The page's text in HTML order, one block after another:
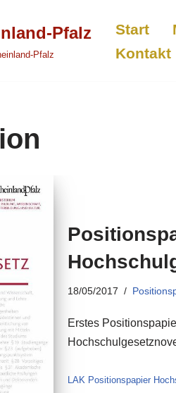
Pfalz
Pfalz
Start
Kontakt
18/05/2017
Erstes
LAK Positionspapier